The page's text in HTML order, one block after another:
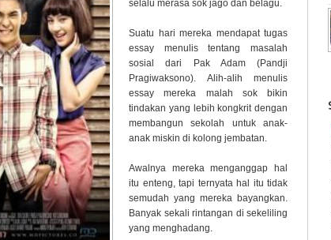
selalu merasa sok jago dan belagu.
Suatu hari mereka mendapat tugas
essay menulis tentang masalah
sosial dari Pak Adam (Pandji
Pragiwaksono). Alih-alih menulis
essay mereka malah sok bikin
tindakan yang lebih kongkrit dengan
membangun sekolah untuk anak-
anak miskin di kolong jembatan.
Awalnya mereka menganggap hal
itu enteng, tapi ternyata hal itu tidak
semudah yang mereka bayangkan.
Banyak sekali rintangan di sekeliling
yang menghadang.